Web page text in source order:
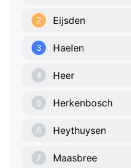
2 Eijsden
3 Haelen
4 Heer
5 Herkenbosch
6 Heythuysen
7 Maasbree